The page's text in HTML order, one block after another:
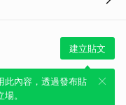
建立貼文
此內容，透過發布貼
。